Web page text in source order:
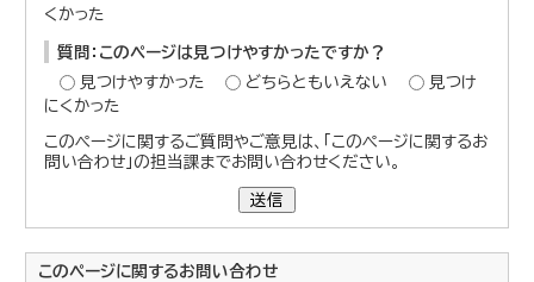
くかった
質問：このページは見つけやすかったですか？
見つけやすかった
どちらともいえない
見つけ
にくかった
このページに関するご質問やご意見は、「このページに関するお
問い合わせ」の担当課までお問い合わせください。
送信
このページに関するお問い合わせ